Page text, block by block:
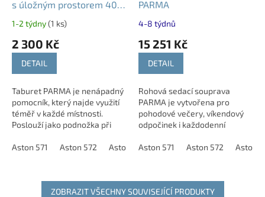
s úložným prostorem 40 ×
1-2 týdny(1 ks)
2 300 Kč
DETAIL
Taburet PARMA je nenápadný
pomocník, který najde využití
téměř v každé místnosti.
Poslouží jako podnožka při
k sezení i praktický úložný
Aston 571 Aston 572 Aston 573 Aston 574 Aston 575
PARMA
4-8 týdnů
15 251 Kč
DETAIL
Rohová sedací souprava
PARMA je vytvořena pro
pohodové večery, víkendový
odpočinek i každodenní
prostoru pro komfortní sezení
Aston 571 Aston 572 Aston
ZOBRAZIT VŠECHNY SOUVISEJÍCÍ PRODUKTY